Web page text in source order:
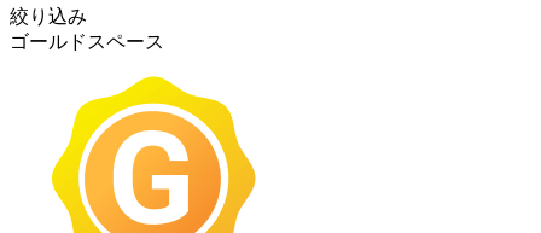
絞り込み
ゴールドスペース